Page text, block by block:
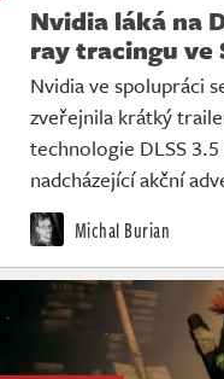
Nvidia láká na
ray tracingu ve
Nvidia ve spolupráci
zveřejnila krátký
technologie DLSS
nadcházející akční
Michal Burian